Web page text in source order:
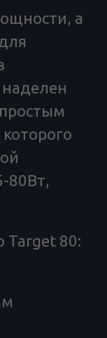
а
80Вт,
Target 80: